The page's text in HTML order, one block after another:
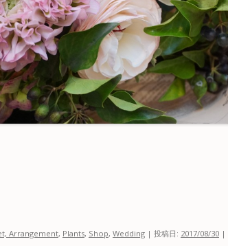
Arrangement, Plants, Shop, Wedding | 投稿日: 2017/08/30 |